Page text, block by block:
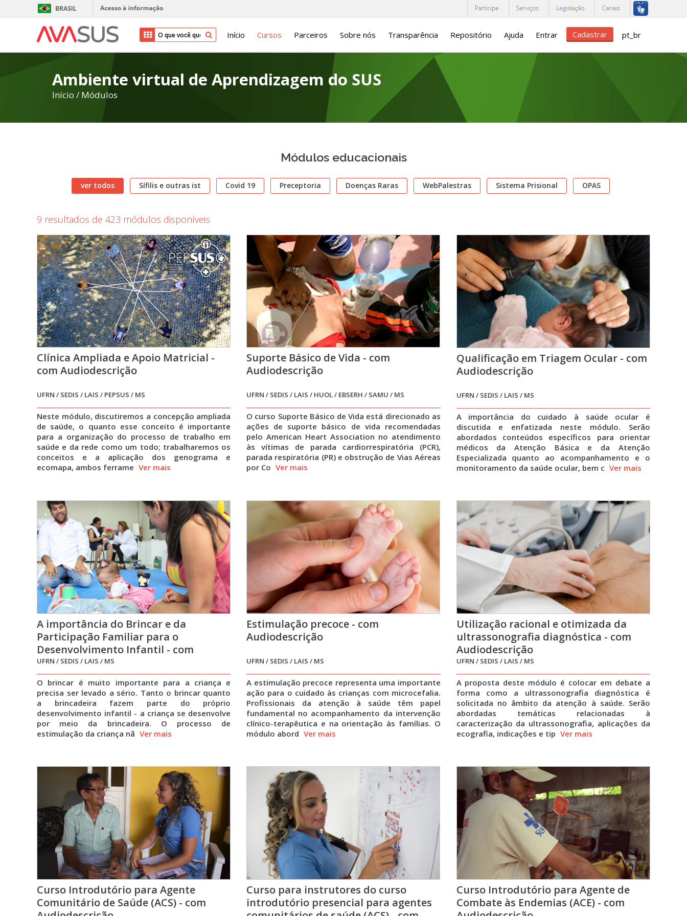
Início Cursos Parceiros Sobre nós Transparência Repositório Ajuda Entrar Cadastrar pt_br
Ambiente virtual de Aprendizagem do SUS
Início / Módulos
Módulos educacionais
ver todos Sífilis e outras ist Covid 19 Preceptoria Doenças Raras WebPalestras Sistema Prisional OPAS
9 resultados de 423 módulos disponíveis
Clínica Ampliada e Apoio Matricial -
com Audiodescrição
UFRN / SEDIS / LAIS / PEPSUS / MS
Neste módulo, discutiremos a concepção ampliada
de saúde, o quanto esse conceito é importante
para a organização do processo de trabalho em
saúde e da rede como um todo; trabalharemos os
conceitos e a aplicação dos genograma e
ecomapa, ambos ferrame Ver mais
Suporte Básico de Vida - com
Audiodescrição
UFRN / SEDIS / LAIS / HUOL / EBSERH / SAMU / MS
O curso Suporte Básico de Vida está direcionado as
ações de suporte básico de vida recomendadas
pelo American Heart Association no atendimento
às vítimas de parada cardiorrespiratória (PCR),
parada respiratória (PR) e obstrução de Vias Aéreas
por Co Ver mais
Qualificação em Triagem Ocular - com
Audiodescrição
UFRN / SEDIS / LAIS / MS
A importância do cuidado à saúde ocular é
discutida e enfatizada neste módulo. Serão
abordados conteúdos específicos para orientar
médicos da Atenção Básica e da Atenção
Especializada quanto ao acompanhamento e o
monitoramento da saúde ocular, bem c Ver mais
A importância do Brincar e da
Participação Familiar para o
Desenvolvimento Infantil - com
Audiodescrição
UFRN / SEDIS / LAIS / MS
O brincar é muito importante para a criança e
precisa ser levado a sério. Tanto o brincar quanto
a brincadeira fazem parte do próprio
desenvolvimento infantil - a criança se desenvolve
por meio da brincadeira. O processo de
estimulação da criança nã Ver mais
Estimulação precoce - com
Audiodescrição
UFRN / SEDIS / LAIS / MS
A estimulação precoce representa uma importante
ação para o cuidado às crianças com microcefalia.
Profissionais da atenção à saúde têm papel
fundamental no acompanhamento da intervenção
clínico-terapêutica e na orientação às famílias. O
módulo abord Ver mais
Utilização racional e otimizada da
ultrassonografia diagnóstica - com
Audiodescrição
UFRN / SEDIS / LAIS / MS
A proposta deste módulo é colocar em debate a
forma como a ultrassonografia diagnóstica é
solicitada no âmbito da atenção à saúde. Serão
abordadas temáticas relacionadas à
caracterização da ultrassonografia, aplicações da
ecografia, indicações e tip Ver mais
Curso Introdutório para Agente
Comunitário de Saúde (ACS) - com
Curso para instrutores do curso
introdutório presencial para agentes
Curso Introdutório para Agente de
Combate às Endemias (ACE) - com